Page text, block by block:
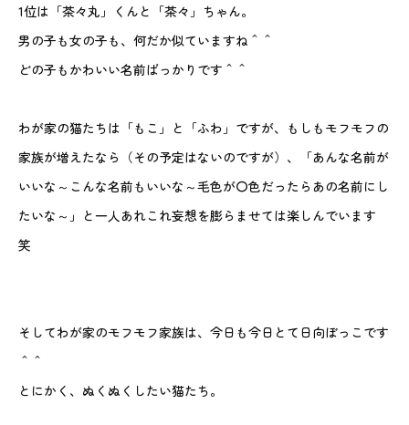
1位は「茶々丸」くんと「茶々」ちゃん。
男の子も女の子も、何だか似ていますね＾＾
どの子もかわいい名前ばっかりです＾＾
わが家の猫たちは「もこ」と「ふわ」ですが、もしもモフモフの
家族が増えたなら（その予定はないのですが）、「あんな名前が
いいな～こんな名前もいいな～毛色が〇色だったらあの名前にし
たいな～」と一人あれこれ妄想を膨らませては楽しんでいます
笑
そしてわが家のモフモフ家族は、今日も今日とて日向ぼっこです
＾＾
とにかく、ぬくぬくしたい猫たち。